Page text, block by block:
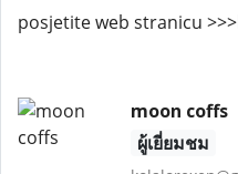
posjetite web stranicu
moon coffs
ผู้เยี่ยมชม